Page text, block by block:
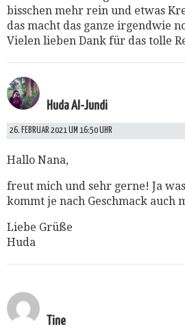
bisschen mehr rein und etwas
das macht das ganze irgendwie
Vielen lieben Dank für das tolle
Huda Al-Jundi
26. FEBRUAR 2021 UM 16:50 UHR
Hallo Nana,
freut mich und sehr gerne! Ja
kommt je nach Geschmack auch
Liebe Grüße
Huda
Tine